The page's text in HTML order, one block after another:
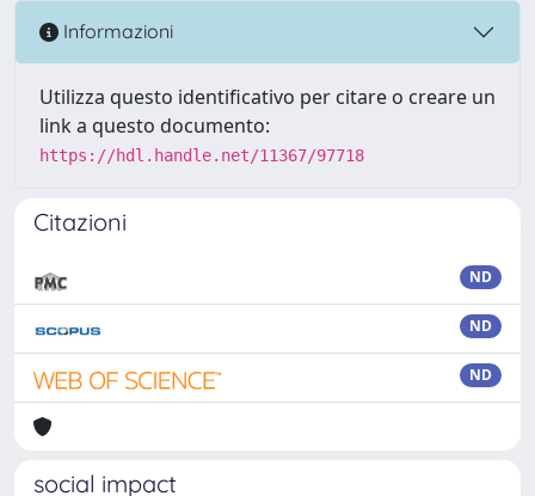
Informazioni
Utilizza questo identificativo per citare o creare un
link a questo documento:
https://hdl.handle.net/11367/97718
Citazioni
ND
ND
ND
social impact